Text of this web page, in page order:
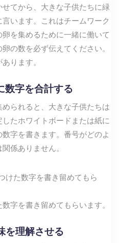
てから、大きな子供たちに緑
います。これはチームワーク
を集めるために一緒に働いて
の数を必ず伝えてください。
ります。
数字を合計する
られると、大きな子供たちは
たホワイトボードまたは紙に
字を書きます。番号がどのよ
係ありません。
字を書き留めてもらいます。
を理解させる